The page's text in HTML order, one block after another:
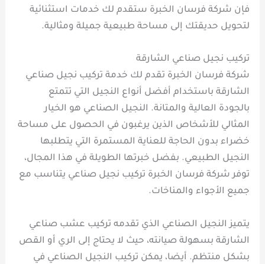
فإن شركة فرسان الخبرة ستقدم لك خدمات استثنائية
لتحويل حديقتك إلى مساحة طبيعية جميلة ومثالية.
تركيب نجيل صناعي الشارقة
شركة فرسان الخبرة تقدم لك خدمة تركيب نجيل صناعي
الشارقة باستخدام أفضل أنواع النجيل التي تتمتع
بالجودة العالية والمتانة. النجيل الصناعي هو الخيار
المثالي للأشخاص الذين يرغبون في الحصول على مساحة
خضراء بدون الحاجة للعناية المستمرة التي يتطلبها
النجيل الطبيعي. بفضل خبرتها الطويلة في هذا المجال،
توفر شركة فرسان الخبرة تركيب نجيل صناعي يتناسب مع
جميع الأجواء والمناخات.
يتميز النجيل الصناعي الذي تقدمه تركيب عشب صناعي
الشارقة بسهولة صيانته، حيث لا يحتاج إلى الري أو القص
بشكل منتظم. أيضا، يمكن تركيب النجيل الصناعي في